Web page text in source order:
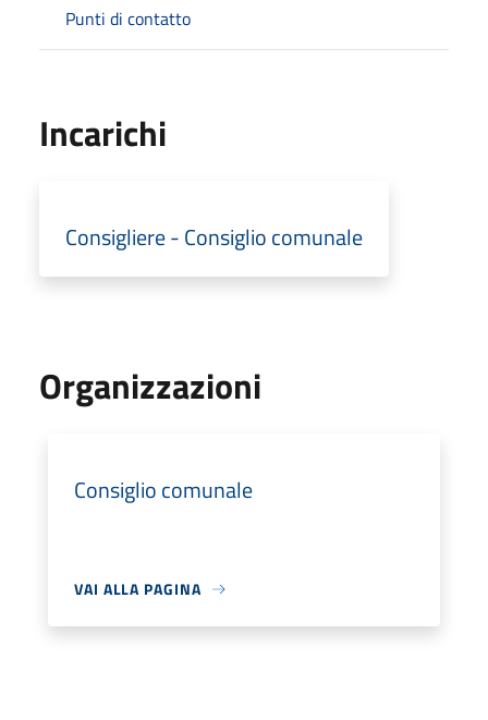
Punti di contatto
Incarichi
Consigliere - Consiglio comunale
Organizzazioni
Consiglio comunale
VAI ALLA PAGINA